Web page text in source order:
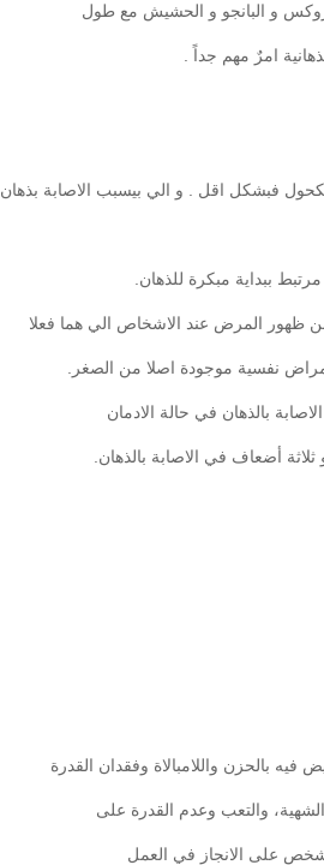
و البانجو و الحشيش مع طول
امرٌ مهم جداً .
فبشكل اقل . و الي بيسبب الاصابة بذهان
ببداية مبكرة للذهان.
ظهور المرض عند الاشخاص الي هما فعلا
نفسية موجودة اصلا من الصغر.
بالذهان في حالة الادمان
أضعاف في الاصابة بالذهان.
بالحزن واللامبالاة وفقدان القدرة
والتعب وعدم القدرة على
على الانجاز في العمل